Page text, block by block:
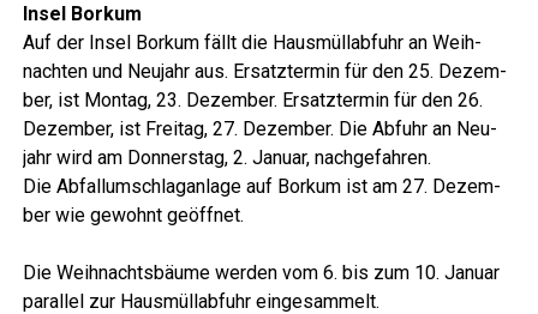
Insel Bor­kum
Auf der Insel Bor­kum fällt die Haus­müll­ab­fuhr an Weih­
nach­ten und Neu­jahr aus. Ersatz­ter­min für den 25. Dezem­
ber, ist Mon­tag, 23. Dezem­ber. Ersatz­ter­min für den 26.
Dezem­ber, ist Frei­tag, 27. Dezem­ber. Die Abfuhr an Neu­
jahr wird am Don­ners­tag, 2. Janu­ar, nachgefahren.
Die Abfall­um­schlag­an­la­ge auf Bor­kum ist am 27. Dezem­
ber wie gewohnt geöffnet.
Die Weih­nachts­bäu­me wer­den vom 6. bis zum 10. Janu­ar
par­al­lel zur Haus­müll­ab­fuhr eingesammelt.